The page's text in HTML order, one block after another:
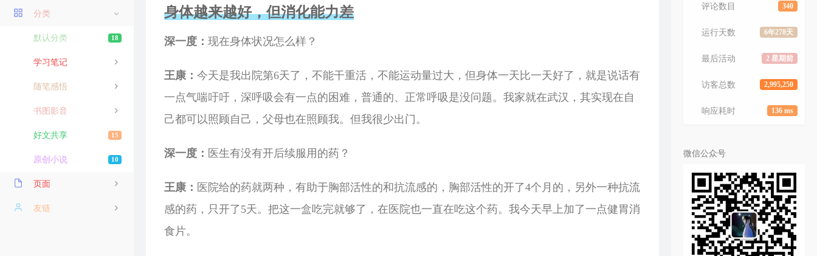
分类
18
默认分类
学习笔记
随笔感悟
书图影音
15
好文共享
10
原创小说
页面
导航友链
身体越来越好，但消化能力差
深一度： 现在身体状况怎么样？
王康： 今天是我出院第6天了，不能干重活，不能运动量过大，但身体一天比一天好了，就是说话有
一点气喘吁吁，深呼吸会有一点的困难，普通的、正常呼吸是没问题。我家就在武汉，其实现在自
己都可以照顾自己，父母也在照顾我。但我很少出门。
深一度： 医生有没有开后续服用的药？
王康： 医院给的药就两种，有助于胸部活性的和抗流感的，胸部活性的开了4个月的，另外一种抗流
感的药，只开了5天。把这一盒吃完就够了，在医院也一直在吃这个药。我今天早上加了一点健胃消
食片。
340
评论数目
6年278天
运行天数
2 星期前
最后活动
2,995,250
访客总数
136 ms
响应耗时
微信公众号